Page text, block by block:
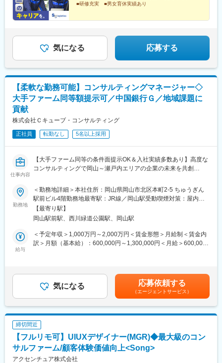
■研修充実 ■男女育休実績あり
気になる 応募する
【柔軟な勤務可能】コンサルティングマネージャー◇
大手ファーム同等額提示可／中国銀行Ｇ／地域課題に
貢献
株式会社Ｃキューブ・コンサルティング
正社員 転勤なし 5名以上採用
仕事内容
【大手ファーム同等の条件面提示OK＆入社実績多数あり】高度な
コンサルティングで岡山～瀬戸内エリアの企業の未来を共創
■ミッション：
プロジェクトマネージャーとして、地域が抱える多様な課題や地
域特有の状況に応じたソリューションの提供を通し、企業や自治
体、地域における課題に取り組み、ちゅうぎんグループの総合力
を生かしたコンサル支援をリーディングいただきます！
DX実行支援
SX実行支援
※支援後も顧客との長期的な関係性があります。
一辺倒なDX/SXの一元的な活用は、住民間の格差に影響を与える
可能性があります。インフラ整備やIT人材の不足、デジタルリテ
ラシーの低さに加え、特に地方の中小企業や自治体では、技術導
入への資金や知識が不足しており、効率化や地域経済の活性化が
進みにくい状況です。持続可能な開発目標(SDGs)を考慮したデジ
勤務地
＜勤務地詳細＞本社住所：岡山県岡山市北区本町2-5 ちゅうぎん
駅前ビル4階勤務地最寄駅：JR線／岡山駅受動喫煙対策：屋内全
面禁煙変更の範囲：無
【最寄り駅】
岡山駅前駅、西川緑道公園駅、岡山駅
給与
＜予定年収＞1,000万円～2,000万円＜賃金形態＞月給制＜賃金内
訳＞月額（基本給）：600,000円～1,300,000円＜月給＞600,000
安の金額であり、選考を通じて上下する可能性があります。月給
(月額)は固定手当を含めた表記です。
気になる 応募依頼する
（エージェントサービス）
締切間近
【フルリモ可】UIUXデザイナー(MGR)◆最大級のコン
サルファーム/顧客体験価値向上<Song>
アクセンチュア株式会社